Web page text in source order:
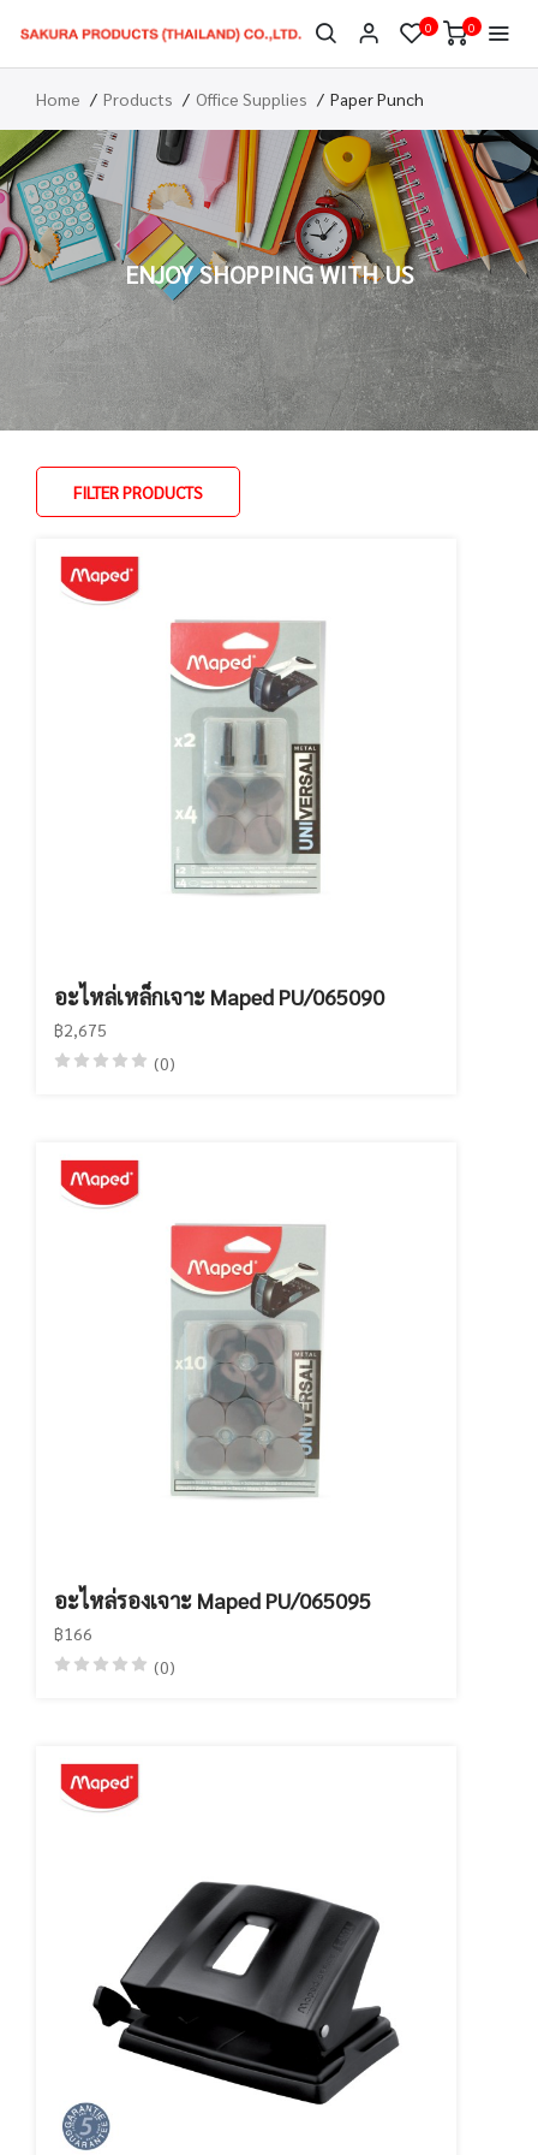
0 0
Home Products Office Supplies Paper Punch
ENJOY SHOPPING WITH US
FILTER PRODUCTS
อะไหล่เหล็กเจาะ Maped PU/065090
฿2,675
(0)
อะไหล่รองเจาะ Maped PU/065095
฿166
(0)